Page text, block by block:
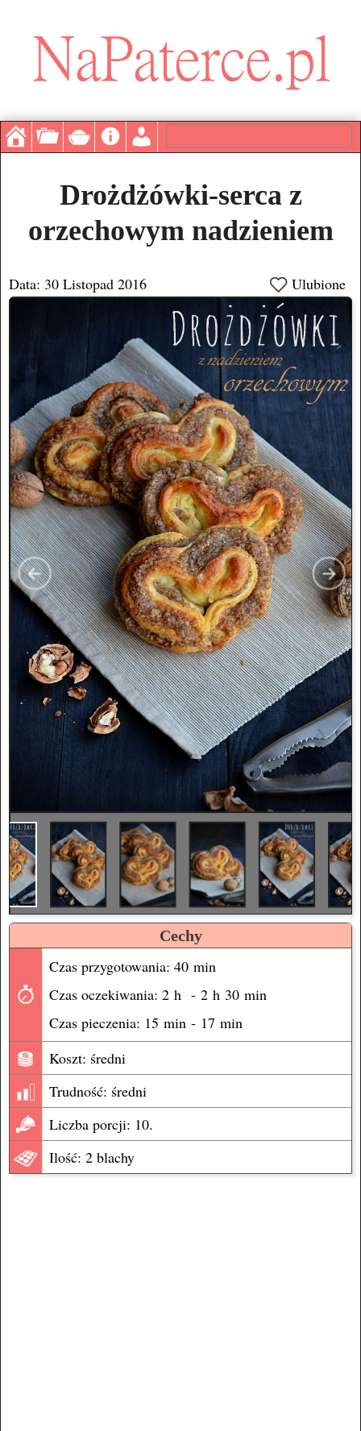
Drożdżówki-serca z
orzechowym nadzieniem
Data: 30 Listopad 2016 Ulubione
Cechy
Czas przygotowania: 40 min
Czas oczekiwania: 2 h - 2 h 30 min
Czas pieczenia: 15 min - 17 min
Koszt: średni
Trudność: średni
Liczba porcji: 10.
Ilość: 2 blachy